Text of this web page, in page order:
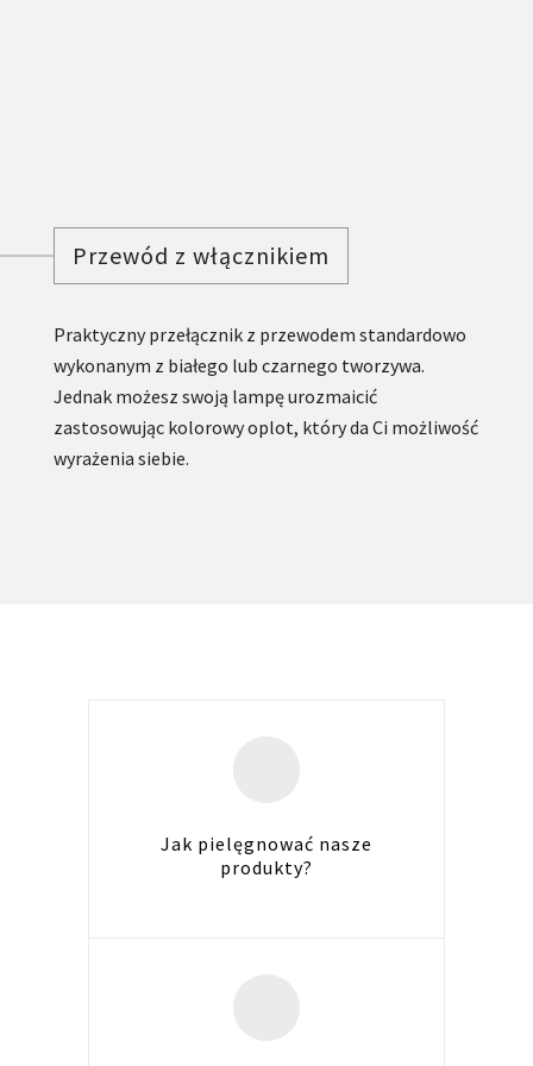
Przewód z włącznikiem
Praktyczny przełącznik z przewodem standardowo
wykonanym z białego lub czarnego tworzywa.
Jednak możesz swoją lampę urozmaicić
zastosowując kolorowy oplot, który da Ci możliwość
wyrażenia siebie.
Jak pielęgnować nasze
produkty?